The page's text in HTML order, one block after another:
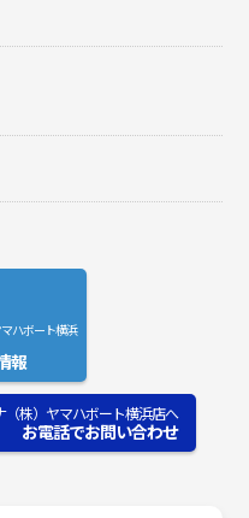
ハボート横浜
報
（株）ヤマハボート横浜店へ
お電話でお問い合わせ